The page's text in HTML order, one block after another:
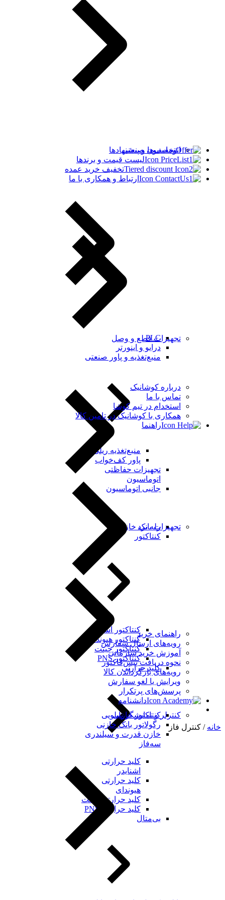
اتوماسیون صنعتی
PLC
درایو و اینورتر
منبع‌تغذیه و پاور صنعتی
منبع‌تغذیه ریلی
پاور کف‌خواب
تجهیزات حفاظتی
اتوماسیون
جانبی اتوماسیون
تجهیزات قطع و وصل
رله برد
کنتاکتور
کنتاکتور اشنایدر
کنتاکتور هیوندای
کنتاکتور چینت
کنتاکتور PNS
کلید حرارتی
کلید حرارتی
اشنایدر
کلید حرارتی
هیوندای
کلید حرارتی چینت
کلید حرارتی PNS
بی‌متال
تجهیزات بانک خازنی
کنتاکتور خازنی
رگولاتور بانک خازنی
خازن قدرت و سیلندری
سه‌فاز
کنترلر و نمایشگر تابلویی
تخفیف‌ها و پیشنهادها
لیست قیمت و برندها
تخفیف خرید عمده
ارتباط و همکاری با ما
درباره کوشانیک
تماس با ما
استخدام در تیم کوشا
همکاری با کوشانیک در تامین کالا
راهنما
راهنمای خرید
رویه‌های ارسال سفارش
آموزش خرید سازمانی
نحوه دریافت پیش‌فاکتور
رویه‌های بازگرداندن کالا
ویرایش یا لغو سفارش
پرسش‌های پرتکرار
دانشنامه
خانه / کنترل فاز